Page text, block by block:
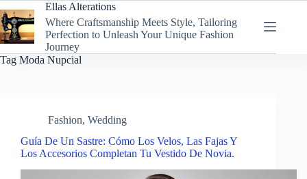
to
content
Ellas Alterations
Where Craftsmanship Meets Style, Tailoring
Perfection to Unleash Your Unique Fashion
Journey
Tag Moda Nupcial
Fashion, Wedding
Guía De Un Sastre: Cómo Los Velos, Las Fajas Y
Los Accesorios Completan Tu Vestido De Novia.